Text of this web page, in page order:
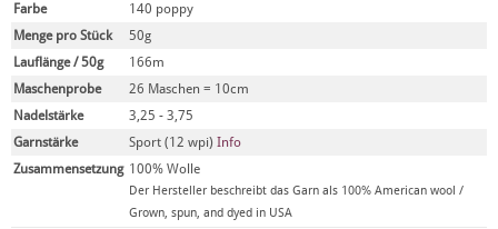
Farbe
140 poppy
Menge pro Stück
50g
Lauflänge / 50g
166m
Maschenprobe
26 Maschen = 10cm
Nadelstärke
3,25 - 3,75
Garnstärke
Sport (12 wpi) Info
Zusammensetzung 100% Wolle
Der Hersteller beschreibt das Garn als 100% American wool /
Grown, spun, and dyed in USA